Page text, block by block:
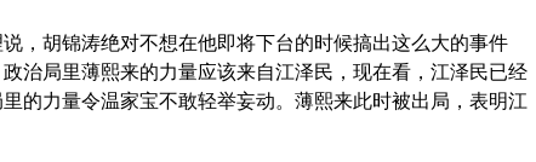
，胡锦涛绝对不想在他即将下台的时候搞出这么大的事件
治局里薄熙来的力量应该来自江泽民，现在看，江泽民已经
的力量令温家宝不敢轻举妄动。薄熙来此时被出局，表明江